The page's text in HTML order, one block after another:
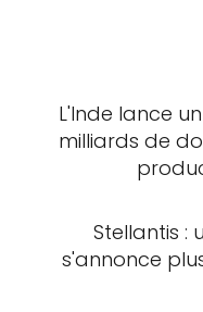
L'Inde lance
milliards de
Stellantis :
s'annonce